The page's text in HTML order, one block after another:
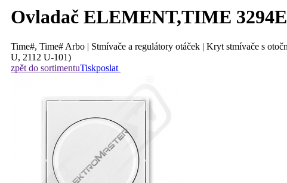
Ovladač ELEMENT,TIME
Time#, Time# Arbo | Stmívače a regulátory otáček | Kryt stmívače s
U, 2112 U-101)
zpět do sortimentuTiskposlat